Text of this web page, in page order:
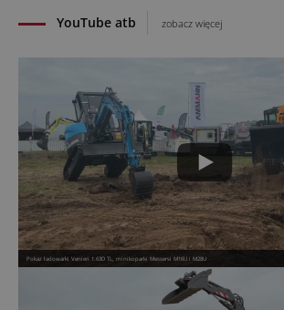
YouTube atb zobacz więcej
Pokaz ładowarki Venieri 1.63D TL, minikoparki Messersi M16U i M28U